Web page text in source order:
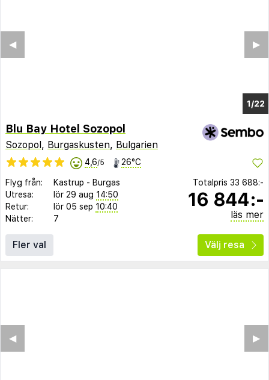
1/14
▶︎
◀︎
Blu Bay Hotel Sozopol
Sozopol , Burgaskusten, Bulgarien
4,6/5 26°C
Flyg från: Kastrup - Burgas
Utresa:
lör 29 aug 14:50
Retur:
lör 05 sep 10:40
Nätter:
7
Totalpris 33 688:-
16 844:-
läs mer
Fler val Välj resa
▶︎
◀︎